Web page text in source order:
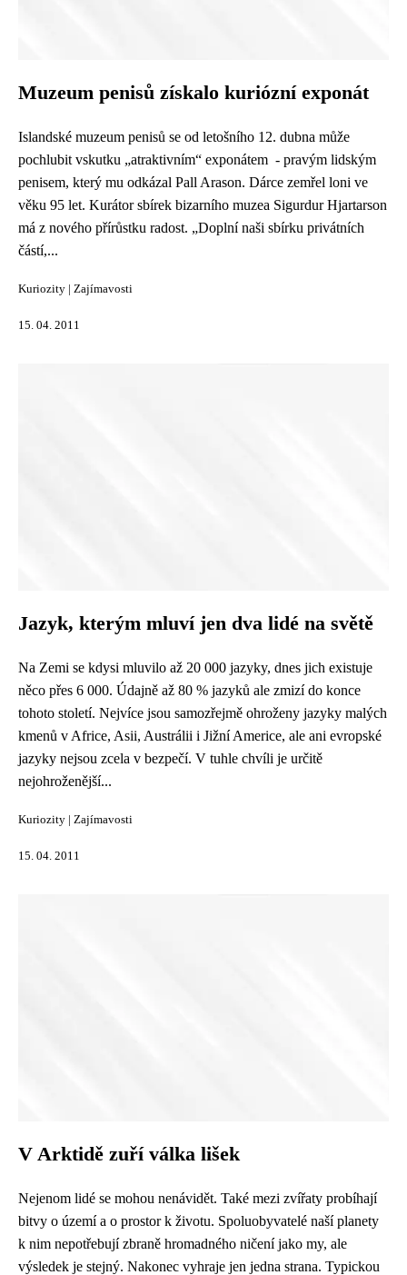
Muzeum penisů získalo kuriózní exponát
Islandské muzeum penisů se od letošního 12. dubna může
pochlubit vskutku „atraktivním“ exponátem - pravým lidským
penisem, který mu odkázal Pall Arason. Dárce zemřel loni ve
věku 95 let. Kurátor sbírek bizarního muzea Sigurdur Hjartarson
má z nového přírůstku radost. „Doplní naši sbírku privátních
částí,...
Kuriozity Zajímavosti
15. 04. 2011
Jazyk, kterým mluví jen dva lidé na světě
Na Zemi se kdysi mluvilo až 20 000 jazyky, dnes jich existuje
něco přes 6 000. Údajně až 80 % jazyků ale zmizí do konce
tohoto století. Nejvíce jsou samozřejmě ohroženy jazyky malých
kmenů v Africe, Asii, Austrálii i Jižní Americe, ale ani evropské
jazyky nejsou zcela v bezpečí. V tuhle chvíli je určitě
nejohroženější...
Kuriozity Zajímavosti
15. 04. 2011
V Arktidě zuří válka lišek
Nejenom lidé se mohou nenávidět. Také mezi zvířaty probíhají
bitvy o území a o prostor k životu. Spoluobyvatelé naší planety
k nim nepotřebují zbraně hromadného ničení jako my, ale
výsledek je stejný. Nakonec vyhraje jen jedna strana. Typickou